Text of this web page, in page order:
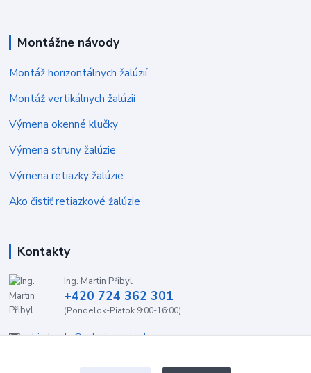
Montážne návody
Montáž horizontálnych žalúzií
Montáž vertikálnych žalúzií
Výmena okenné kľučky
Výmena struny žalúzie
Výmena retiazky žalúzie
Ako čistiť retiazkové žalúzie
Kontakty
Ing. Martin Přibyl
+420 724 362 301
(Pondelok-Piatok 9:00-16:00)
objednavky@zaluzieservis.sk